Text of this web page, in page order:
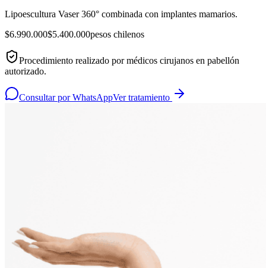
Lipoescultura Vaser 360° combinada con implantes mamarios.
$6.990.000$5.400.000pesos chilenos
Procedimiento realizado por médicos cirujanos en pabellón
autorizado.
Consultar por WhatsAppVer tratamiento